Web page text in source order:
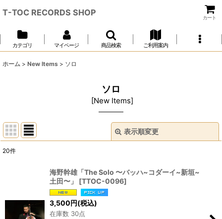
T-TOC RECORDS SHOP
カート
カテゴリ マイページ 商品検索 ご利用案内
ホーム > New Items > ソロ
ソロ
[New Items]
表示順変更
20件
海野幹雄「The Solo 〜バッハ~コダーイ~新垣~
土田〜」
[TTOC-0096]
3,500円(税込)
在庫数 30点